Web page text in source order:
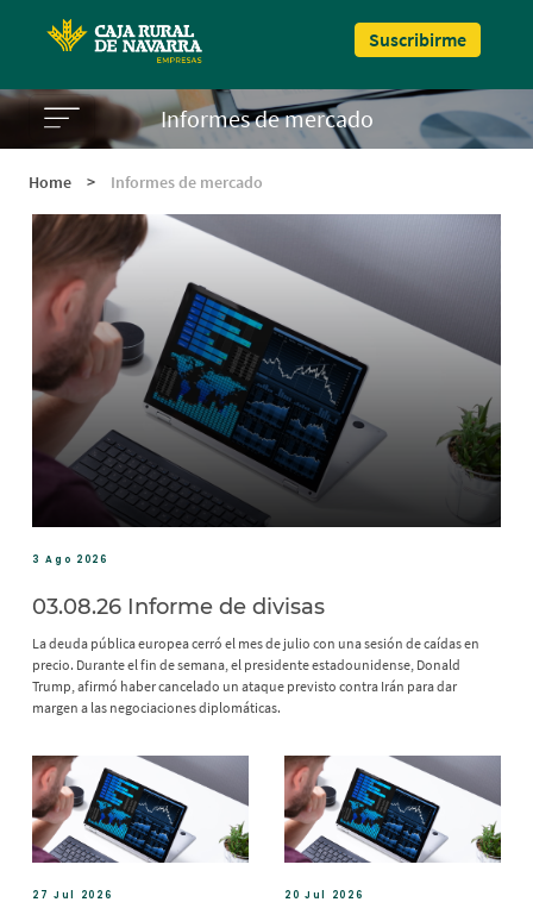
Suscribirme
Informes de mercado
Home > Informes de mercado
3 Ago 2026
03.08.26 Informe de divisas
La deuda pública europea cerró el mes de julio con una sesión de caídas en
precio. Durante el fin de semana, el presidente estadounidense, Donald
Trump, afirmó haber cancelado un ataque previsto contra Irán para dar
margen a las negociaciones diplomáticas.
27 Jul 2026 20 Jul 2026